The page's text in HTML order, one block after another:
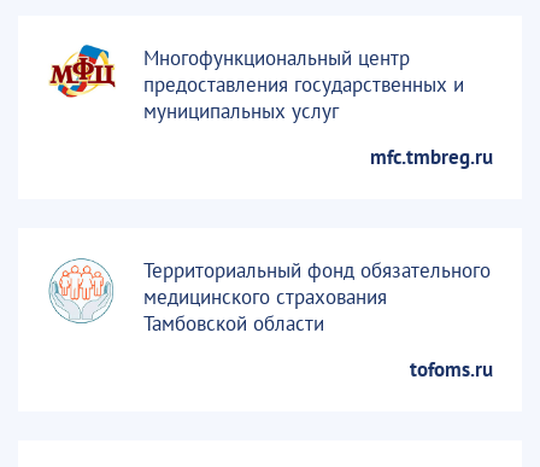
Многофункциональный центр
предоставления государственных и
муниципальных услуг
mfc.tmbreg.ru
Территориальный фонд обязательного
медицинского страхования
Тамбовской области
tofoms.ru